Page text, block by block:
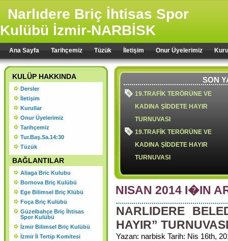
Narlıdere Briç İhtisas Spor
Kulübü İzmir-NARBİSK
Ana Sayfa Tarihçemiz Tüzük İletişim Onur Üyelerimiz
SON
19.TRAFİK TERÖRÜNE VE
KADINA ŞİDDETE HAYIR
TURNUVASI
19.TRAFİK TERÖRÜNE VE
KADINA ŞİDDETE HAYIR
TURNUVASI
18.TRAFİK TERÖRÜ VE
ŞİDDETE HAYIR TURNUVASI
2024 YILI OLAĞAN GENEL
KURULU SONUCU ORGANLAR
NISAN 2014 I�IN
NARLIDERE
HAYIR” TURNUVASI
Yazan: narbisk Tarih: Nis 16th,
KULÜP HAKKINDA
Dersler
İletişim
Kurullar
Onur Üyelerimiz
Tarihçemiz
Tur.Baş.Sa.14:30
Tüzük
BAĞLANTILAR
Aliaga Bric Kulubu
Bornova Briç Kulübü
Ege Bilimsel Briç Klübü
Foça Briç Kulübü
Güzelbahçe Briç İhtisas
Spor Kulübü
İzmir Bilimsel Briç Kulübü
İzmir İl Tertip Komitesi